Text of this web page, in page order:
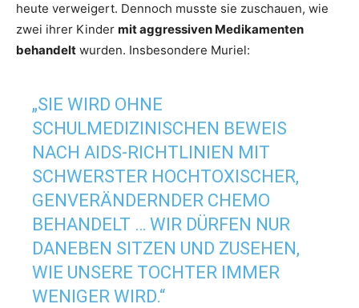
heute verweigert. Dennoch musste sie zuschauen, wie
zwei ihrer Kinder mit aggressiven Medikamenten
behandelt wurden. Insbesondere Muriel:
„SIE WIRD OHNE
SCHULMEDIZINISCHEN BEWEIS
NACH AIDS-RICHTLINIEN MIT
SCHWERSTER HOCHTOXISCHER,
GENVERÄNDERNDER CHEMO
BEHANDELT … WIR DÜRFEN NUR
DANEBEN SITZEN UND ZUSEHEN,
WIE UNSERE TOCHTER IMMER
WENIGER WIRD.“